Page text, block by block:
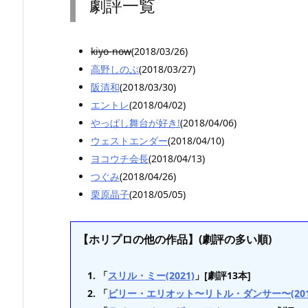
劇評一覧
kiyo-now(2018/03/26)
高野しのぶ(2018/03/27)
阪清和(2018/03/30)
エントレ(2018/04/02)
やっぱし舞台が好き!(2018/04/06)
ウェストエンダー(2018/04/10)
ヨコウチ会長(2018/04/13)
つぐみ(2018/04/26)
栗原晶子(2018/05/05)
【ホリプロの他の作品】(劇評の多い順)
「スリル・ミー(2021) 」[劇評13本]
「ビリー・エリオット〜リトル・ダンサー〜